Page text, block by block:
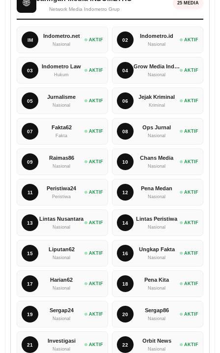
🌐
Network Media Indometro Grup
25 MEDIA
IM
Indometro.net
Nasional
AKTIF 02
Indometro.id
Nasional
AKTIF
03
Indometro Law
Hukum
AKTIF 04
Grow Media Indonesia
Nasional
AKTIF
05
Jurnalisme
Nasional
AKTIF 06
Jejak Kriminal
Kriminal
AKTIF
07
Fakta62
Fakta
AKTIF 08
Ops Jurnal
Nasional
AKTIF
09
Raimas86
Nasional
AKTIF 10
Chans Media
Nasional
AKTIF
11
Peristiwa24
Peristiwa
AKTIF 12
Pena Medan
Nasional
AKTIF
13
Lintas Nusantara
Nasional
AKTIF 14
Lintas Peristiwa
Nasional
AKTIF
15
Liputan62
Nasional
AKTIF 16
Ungkap Fakta
Nasional
AKTIF
17
Harian62
Nasional
AKTIF 18
Pena Kita
Nasional
AKTIF
19
Sergap24
Nasional
AKTIF 20
Sergap86
Nasional
AKTIF
21
Investigasi
Nasional
AKTIF 22
Orbit News
Nasional
AKTIF